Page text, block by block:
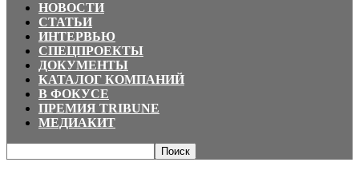
НОВОСТИ
СТАТЬИ
ИНТЕРВЬЮ
СПЕЦПРОЕКТЫ
ДОКУМЕНТЫ
КАТАЛОГ КОМПАНИЙ
В ФОКУСЕ
ПРЕМИЯ TRIBUNE
МЕДИАКИТ